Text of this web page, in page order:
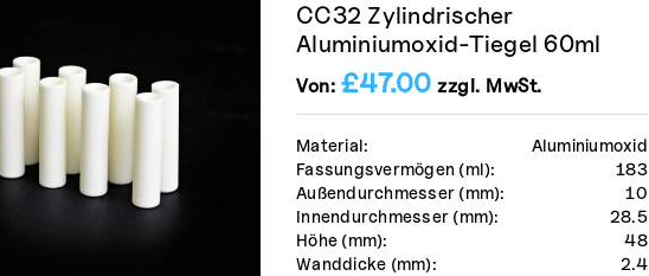
Material:
Aluminiumoxid
Fassungsvermögen (ml):
183
Außendurchmesser (mm):
10
Innendurchmesser (mm):
28.5
Höhe (mm):
48
Wanddicke (mm):
2.4
CC32 Zylindrischer
Aluminiumoxid-Tiegel 60ml
Von: £47.00 zzgl. MwSt.